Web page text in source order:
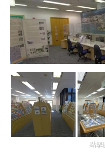
點